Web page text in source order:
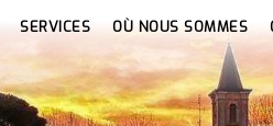
SERVICES OÙ NOUS SOMMES